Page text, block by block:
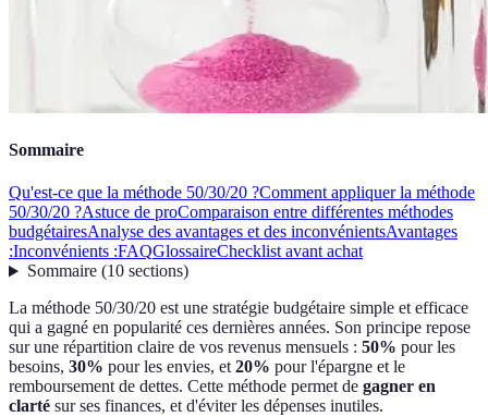
Sommaire
Qu'est-ce que la méthode 50/30/20 ?Comment appliquer la méthode
50/30/20 ?Astuce de proComparaison entre différentes méthodes
budgétairesAnalyse des avantages et des inconvénientsAvantages
:Inconvénients :FAQGlossaireChecklist avant achat
Sommaire(10 sections)
La méthode 50/30/20 est une stratégie budgétaire simple et efficace
qui a gagné en popularité ces dernières années. Son principe repose
sur une répartition claire de vos revenus mensuels : 50% pour les
besoins, 30% pour les envies, et20% pour l'épargne et le
remboursement de dettes. Cette méthode permet de gagner en
clarté sur ses finances, et d'éviter les dépenses inutiles.